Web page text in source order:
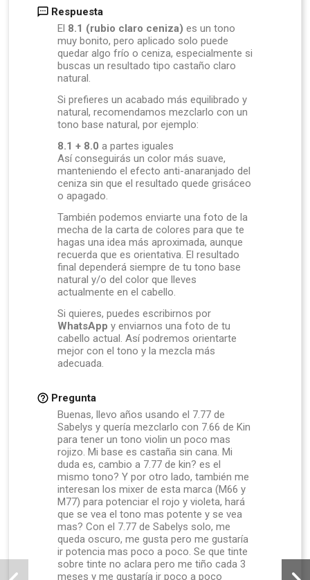
Respuesta
El 8.1 (rubio claro ceniza) es un tono
muy bonito, pero aplicado solo puede
quedar algo frío o ceniza, especialmente si
buscas un resultado tipo castaño claro
natural.
Si prefieres un acabado más equilibrado y
natural, recomendamos mezclarlo con un
tono base natural, por ejemplo:
8.1 + 8.0 a partes iguales
Así conseguirás un color más suave,
manteniendo el efecto anti-anaranjado del
ceniza sin que el resultado quede grisáceo
o apagado.
También podemos enviarte una foto de la
mecha de la carta de colores para que te
hagas una idea más aproximada, aunque
recuerda que es orientativa. El resultado
final dependerá siempre de tu tono base
natural y/o del color que lleves
actualmente en el cabello.
Si quieres, puedes escribirnos por
WhatsApp y enviarnos una foto de tu
cabello actual. Así podremos orientarte
mejor con el tono y la mezcla más
adecuada.
Pregunta
Buenas, llevo años usando el 7.77 de
Sabelys y quería mezclarlo con 7.66 de Kin
para tener un tono violin un poco mas
rojizo. Mi base es castaña sin cana. Mi
duda es, cambio a 7.77 de kin? es el
mismo tono? Y por otro lado, también me
interesan los mixer de esta marca (M66 y
M77) para potenciar el rojo y violeta, hará
que se vea el tono mas potente y se vea
mas? Con el 7.77 de Sabelys solo, me
queda oscuro, me gusta pero me gustaría
ir potencia mas poco a poco. Se que tinte
sobre tinte no aclara pero me tiño cada 3
meses y me gustaría ir poco a poco